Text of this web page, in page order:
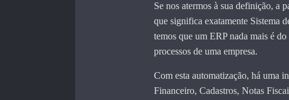
Se nos atermos à sua definição, a
que significa exatamente Sistema
temos que um ERP nada mais é
processos de uma empresa.
Com esta automatização, há uma
Financeiro, Cadastros, Notas